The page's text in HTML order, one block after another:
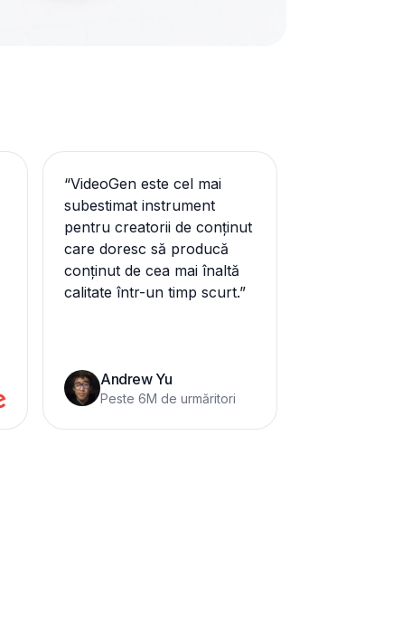
“VideoGen este cel mai
subestimat instrument
pentru creatorii de conținut
care doresc să producă
conținut de cea mai înaltă
calitate într-un timp scurt.”
Andrew Yu
Peste 6M de urmăritori